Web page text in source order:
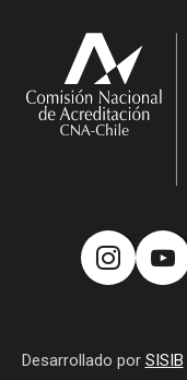
Desarrollado por SISIB